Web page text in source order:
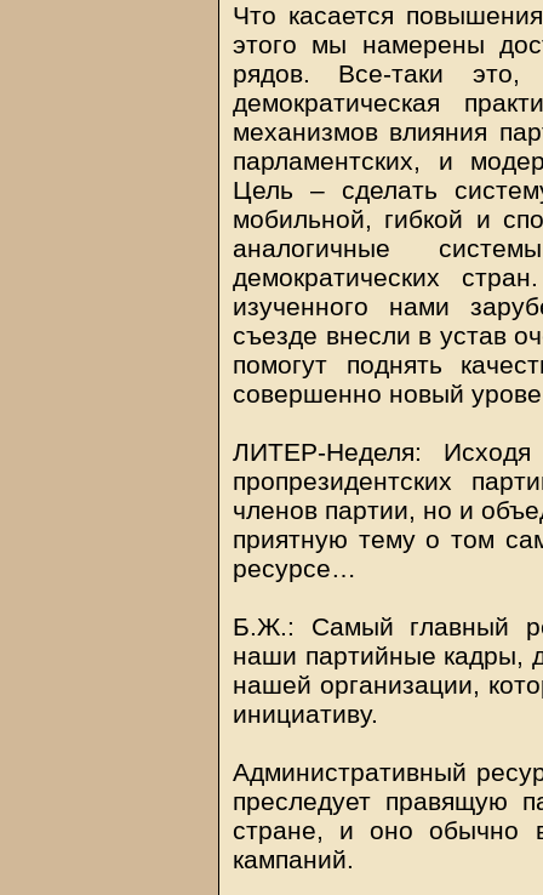
Что касается
этого мы намерены
рядов. Все-таки
демократическая
механизмов влияния
парламентских, и
Цель – сделать
мобильной, гибкой и
аналогичные
демократических
изученного нами
съезде внесли в устав
помогут поднять
совершенно новый
ЛИТЕР-Неделя:
пропрезидентских
членов партии, но и
приятную тему о том
ресурсе…
Б.Ж.: Самый главный
наши партийные кадры,
нашей организации,
инициативу.
Административный
преследует правящую
стране, и оно обычно
кампаний.